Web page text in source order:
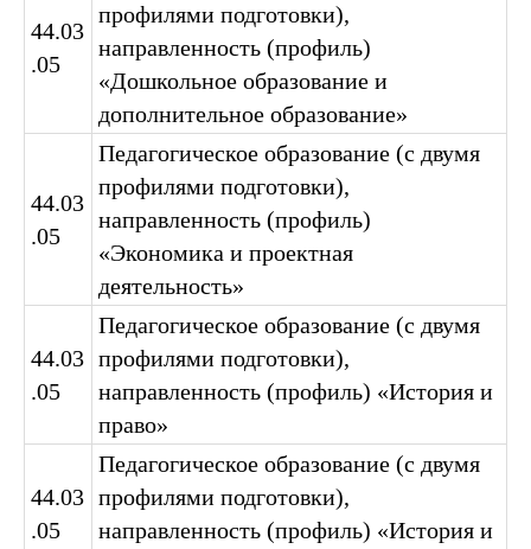
44.03
.05
профилями подготовки),
направленность (профиль)
«Дошкольное образование и
дополнительное образование»
44.03
.05
Педагогическое образование (с двумя
профилями подготовки),
направленность (профиль)
«Экономика и проектная
деятельность»
44.03
.05
Педагогическое образование (с двумя
профилями подготовки),
направленность (профиль) «История и
право»
44.03
.05
Педагогическое образование (с двумя
профилями подготовки),
направленность (профиль) «История и